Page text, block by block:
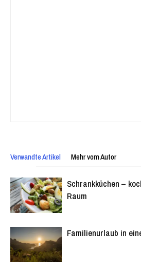
Verwandte Artikel Mehr vom Autor
Schrankküchen –
Raum
Familienurlaub in